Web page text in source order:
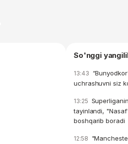
So'nggi
13:43
uchrashuvni siz
13:25
tayinlandi,
boshqarib boradi
12:58